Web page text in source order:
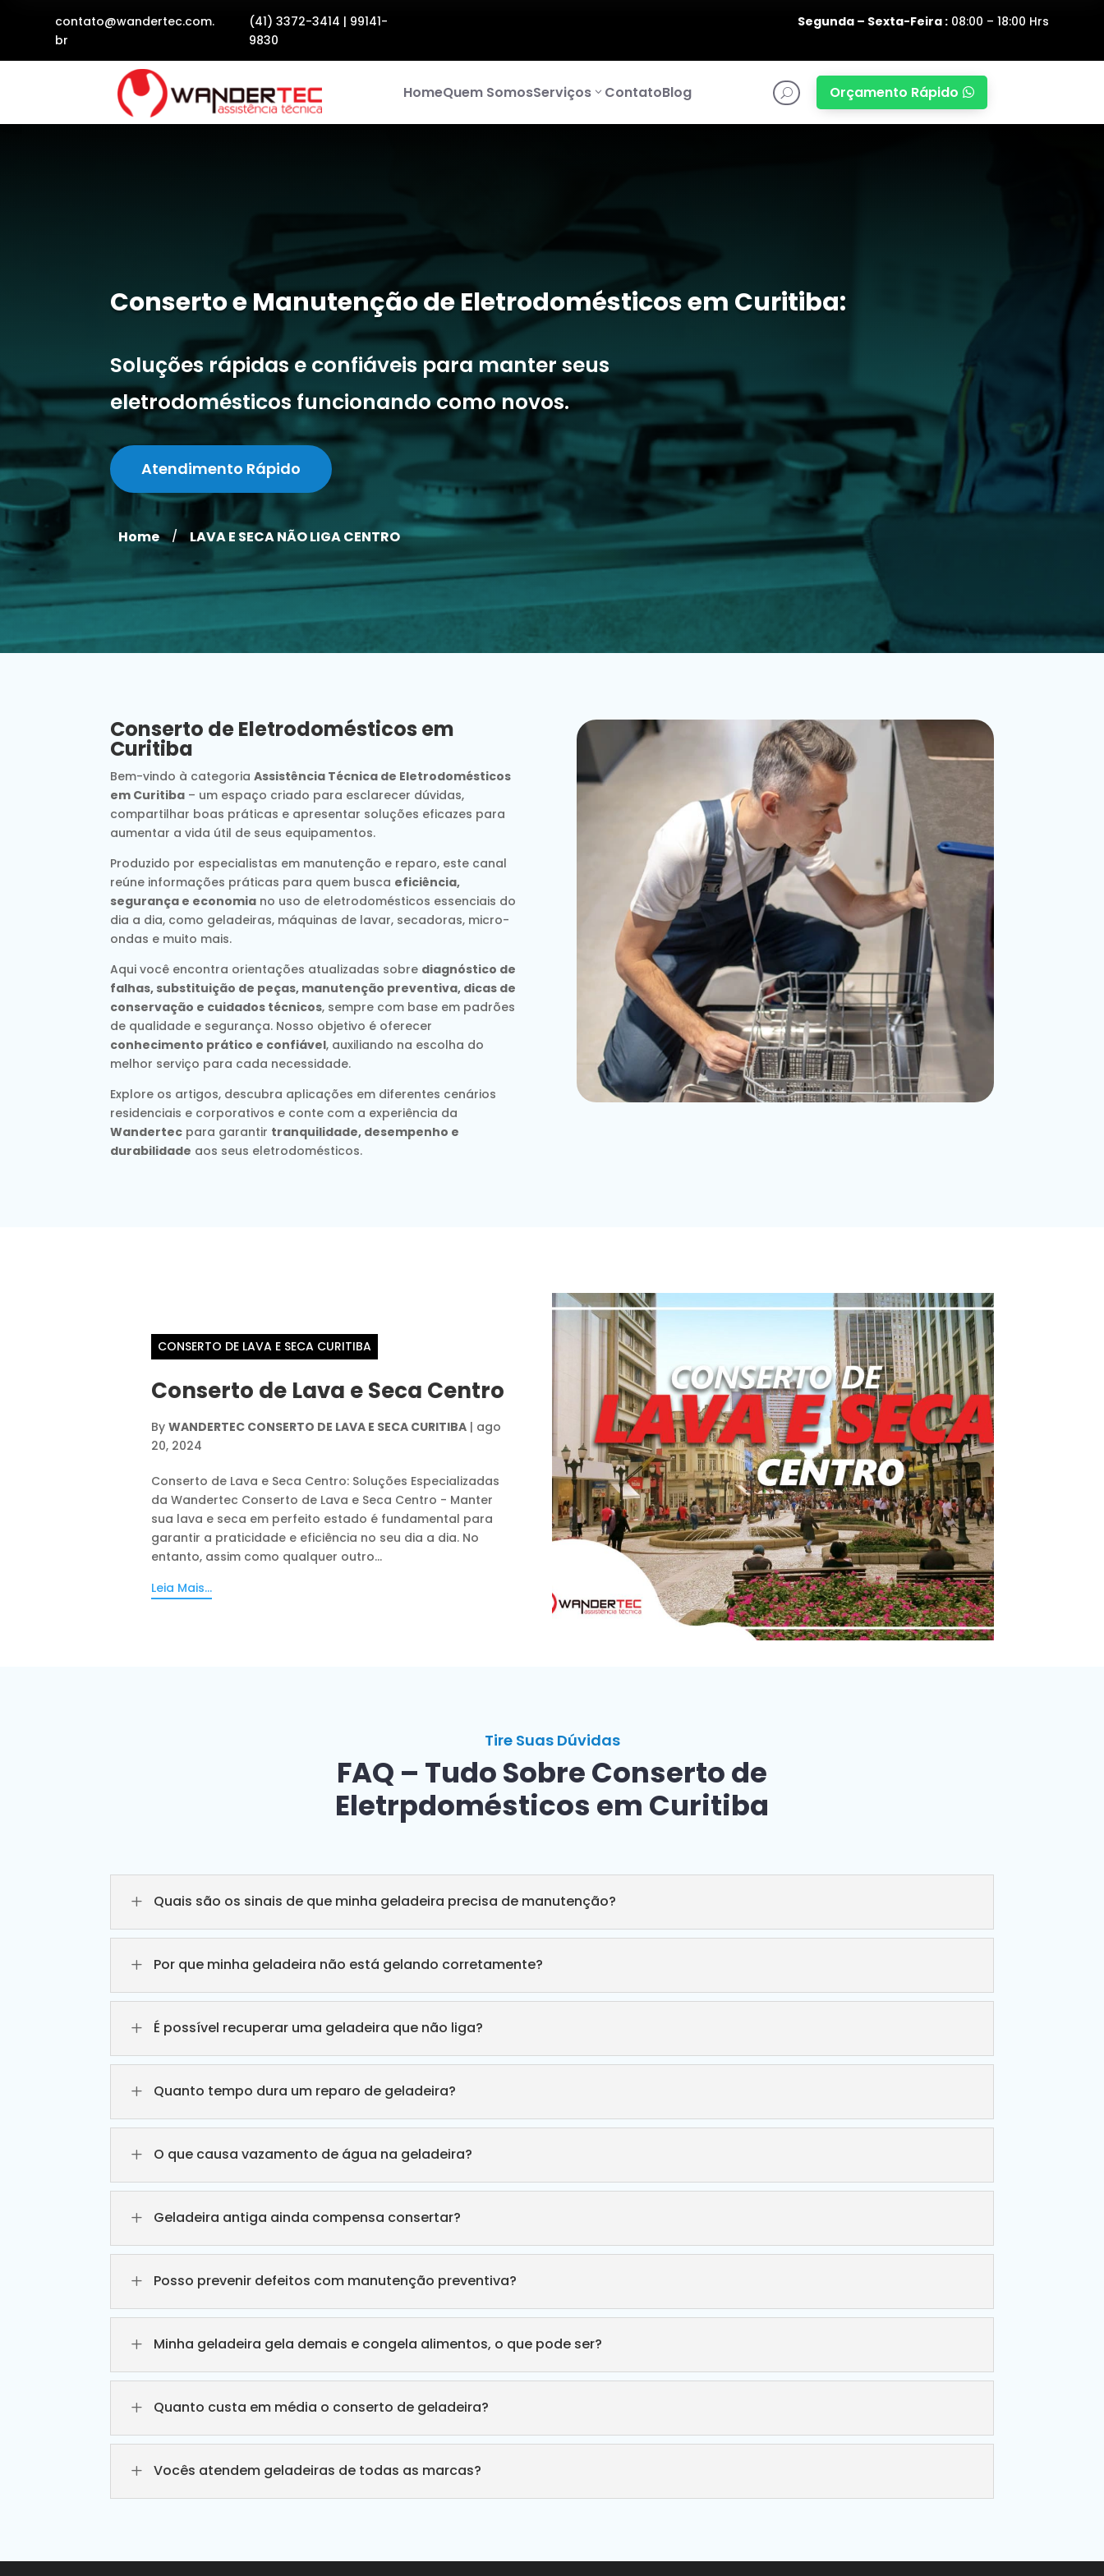
contato@wandertec.com.
br
(41) 3372-3414 | 99141-
9830
Segunda – Sexta-Feira :08:00 – 18:00 Hrs
HomeQuem SomosServiços ContatoBlog U Orçamento Rápido 
Conserto e Manutenção de Eletrodomésticos em Curitiba:
Soluções rápidas e confiáveis para manter seus
eletrodomésticos funcionando como novos.
Atendimento Rápido
Home / LAVA E SECA NÃO LIGA CENTRO
Conserto de Eletrodomésticos em
Curitiba
Bem-vindo à categoriaAssistência Técnica de Eletrodomésticos
em Curitiba – um espaço criado para esclarecer dúvidas,
compartilhar boas práticas e apresentar soluções eficazes para
aumentar a vida útil de seus equipamentos.
Produzido por especialistas em manutenção e reparo, este canal
reúne informações práticas para quem busca eficiência,
segurança e economia no uso de eletrodomésticos essenciais do
dia a dia, como geladeiras, máquinas de lavar, secadoras, micro-
ondas e muito mais.
Aqui você encontra orientações atualizadas sobre diagnóstico de
falhas, substituição de peças, manutenção preventiva, dicas de
conservação e cuidados técnicos, sempre com base em padrões
de qualidade e segurança. Nosso objetivo é oferecer
conhecimento prático e confiável, auxiliando na escolha do
melhor serviço para cada necessidade.
Explore os artigos, descubra aplicações em diferentes cenários
residenciais e corporativos e conte com a experiência da
Wandertec para garantir tranquilidade, desempenho e
durabilidade aos seus eletrodomésticos.
CONSERTO DE LAVA E SECA CURITIBA
Conserto de Lava e Seca Centro
ByWANDERTEC CONSERTO DE LAVA E SECA CURITIBA | ago
20, 2024
Conserto de Lava e Seca Centro: Soluções Especializadas
da Wandertec Conserto de Lava e Seca Centro - Manter
sua lava e seca em perfeito estado é fundamental para
garantir a praticidade e eficiência no seu dia a dia. No
entanto, assim como qualquer outro...
Leia Mais...
Tire Suas Dúvidas
FAQ – Tudo Sobre Conserto de
Eletrpdomésticos em Curitiba
L Quais são os sinais de que minha geladeira precisa de manutenção?
L Por que minha geladeira não está gelando corretamente?
L É possível recuperar uma geladeira que não liga?
L Quanto tempo dura um reparo de geladeira?
L O que causa vazamento de água na geladeira?
L Geladeira antiga ainda compensa consertar?
L Posso prevenir defeitos com manutenção preventiva?
L Minha geladeira gela demais e congela alimentos, o que pode ser?
L Quanto custa em média o conserto de geladeira?
L Vocês atendem geladeiras de todas as marcas?